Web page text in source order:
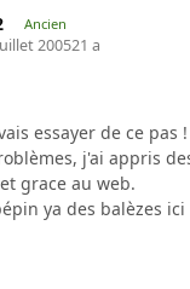
Ancien
200521 a
essayer de ce pas
j'ai appris
grace au web.
ya des balèzes ici